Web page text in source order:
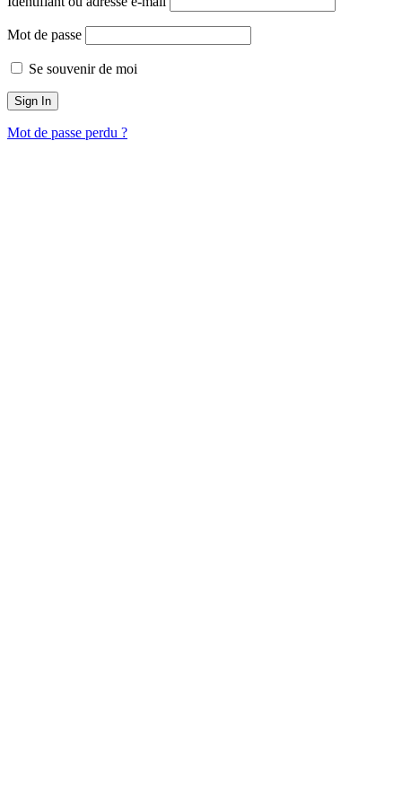
Mot de passe
Se souvenir de moi
Mot de passe perdu ?